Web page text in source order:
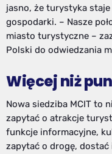
jasno, że turystyka staje
gospodarki. – Nasze
miasto turystyczne –
Polski do odwiedzania
Więcej niż
Nowa siedziba MCIT to
zapytać o atrakcje
funkcje informacyjne,
zapytać o drogę,